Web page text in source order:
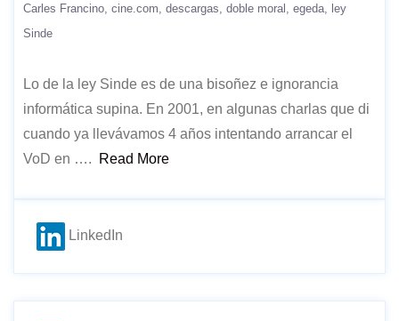
Carles Francino cine.com descargas doble moral egeda
ley
Sinde
Lo de la ley Sinde es de una bisoñez e ignorancia
informática supina. En 2001, en algunas charlas que di
cuando ya llevávamos 4 años intentando arrancar el
VoD en ….
Read More
LinkedIn